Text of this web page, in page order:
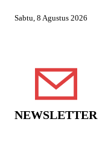
Sabtu, 8 Agustus 2026
NEWSLETTER